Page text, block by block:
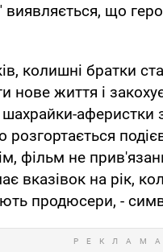
виявляється, що
колишні братки
нове життя і
шахрайки-
розгортається
фільм не
вказівок на рік,
продюсери, -